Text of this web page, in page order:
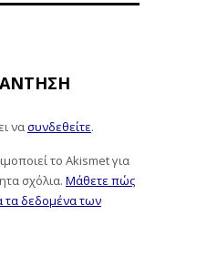
νασυνδεθείτε.
το Akismet για
σχόλια. Μάθετε πώς
τα δεδομένα των